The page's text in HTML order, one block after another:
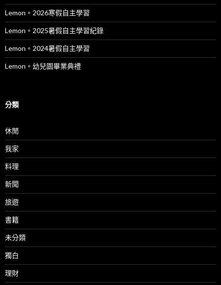
Lemon。2026寒假自主學習
Lemon。2025暑假自主學習紀錄
Lemon。2024暑假自主學習
Lemon。幼兒園畢業典禮
分類
休閒
我家
料理
新聞
旅遊
書籍
未分類
獨白
理財